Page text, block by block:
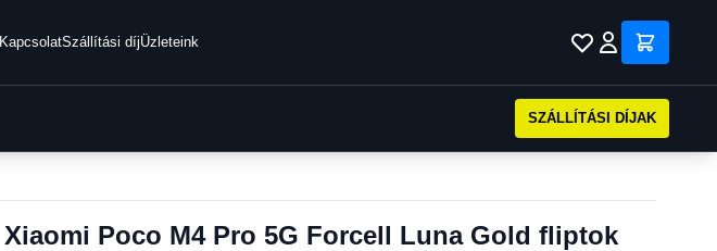
KapcsolatSzállítási díjÜzleteink
SZÁLLÍTÁSI DÍJAK
Xiaomi Poco M4 Pro 5G Forcell Luna Gold fliptok